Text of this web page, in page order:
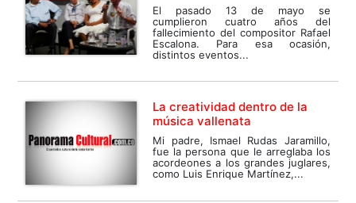
El pasado 13 de mayo se
cumplieron cuatro años del
fallecimiento del compositor Rafael
Escalona. Para esa ocasión,
distintos eventos...
La creatividad dentro de la
música vallenata
Mi padre, Ismael Rudas Jaramillo,
fue la persona que le arreglaba los
acordeones a los grandes juglares,
como Luis Enrique Martínez,...